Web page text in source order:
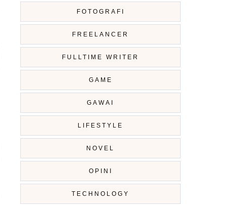
FOTOGRAFI
FREELANCER
FULLTIME WRITER
GAME
GAWAI
LIFESTYLE
NOVEL
OPINI
TECHNOLOGY